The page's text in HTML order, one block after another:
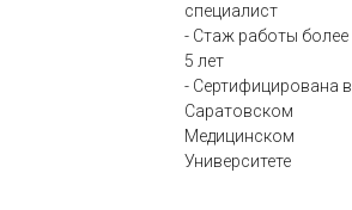
специалист
- Стаж работы более
5 лет
- Сертифицирована в
Саратовском
Медицинском
Университете